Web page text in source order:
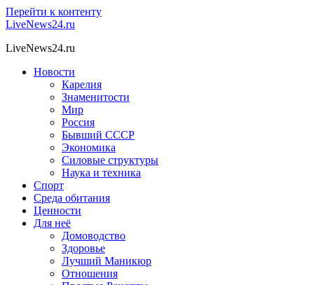
Перейти к контенту
LiveNews24.ru
LiveNews24.ru
Новости
Карелия
Знаменитости
Мир
Россия
Бывший СССР
Экономика
Силовые структуры
Наука и техника
Спорт
Среда обитания
Ценности
Для неё
Домоводство
Здоровье
Лучший Маникюр
Отношения